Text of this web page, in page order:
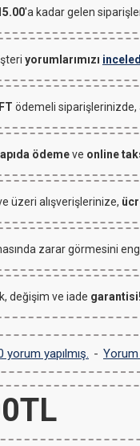
'a kadar gelen
yorumlarımızı
ödemeli siparişlerinizde,
ödemeve online
üzeri alışverişlerinize,
zarar görmesini
değişim ve iade garantisi!
yorum yapılmış. - Yorum